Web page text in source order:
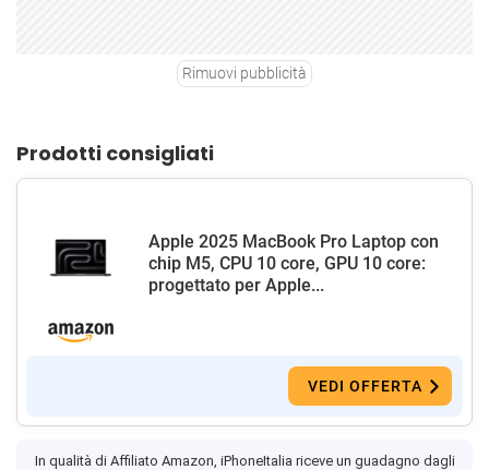
Rimuovi pubblicità
Prodotti consigliati
Apple 2025 MacBook Pro Laptop con
chip M5, CPU 10 core, GPU 10 core:
progettato per Apple...
VEDI OFFERTA
In qualità di Affiliato Amazon, iPhoneItalia riceve un guadagno dagli